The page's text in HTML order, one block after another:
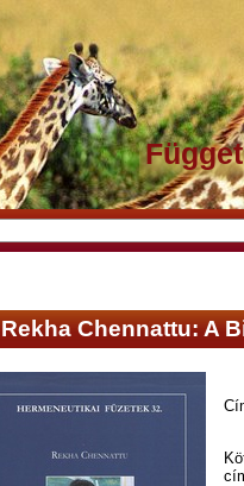
Rekha Chennattu: A